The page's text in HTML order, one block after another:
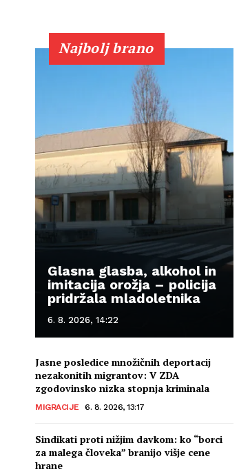
Najbolj brano
Glasna glasba, alkohol in
imitacija orožja – policija
pridržala mladoletnika
6. 8. 2026, 14:22
Jasne posledice množičnih deportacij
nezakonitih migrantov: V ZDA
zgodovinsko nizka stopnja kriminala
MIGRACIJE 6. 8. 2026, 13:17
Sindikati proti nižjim davkom: ko “borci
za malega človeka” branijo višje cene
hrane